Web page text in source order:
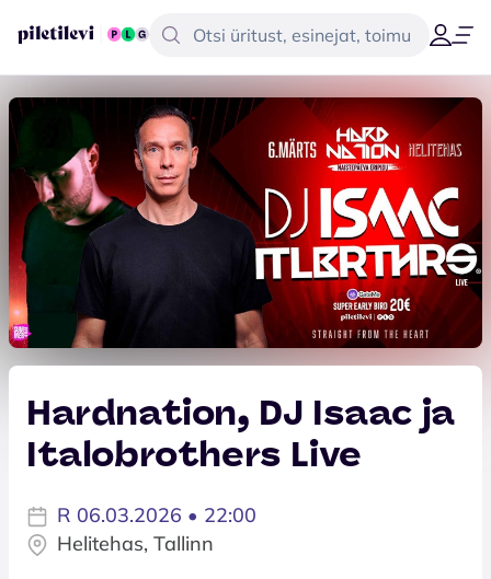
Hardnation, DJ Isaac ja
Italobrothers Live
R 06.03.2026 • 22:00
Helitehas, Tallinn